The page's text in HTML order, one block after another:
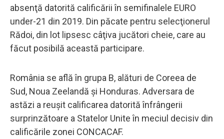
absenţă datorită calificării în semifinalele EURO
under-21 din 2019. Din păcate pentru selecţionerul
Rădoi, din lot lipsesc câţiva jucători cheie, care au
făcut posibilă această participare.
România se află în grupa B, alături de Coreea de
Sud, Noua Zeelandă şi Honduras. Adversara de
astăzi a reuşit calificarea datorită înfrângerii
surprinzătoare a Statelor Unite în meciul decisiv din
calificările zonei CONCACAF.